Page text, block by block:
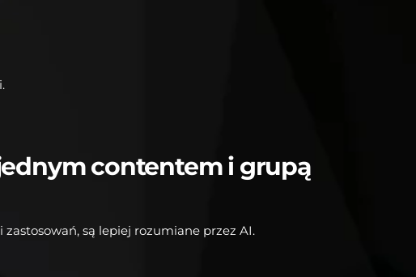
contentem i grupą
są lepiej rozumiane przez AI.